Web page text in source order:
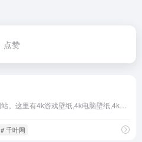
点赞
# 千叶网